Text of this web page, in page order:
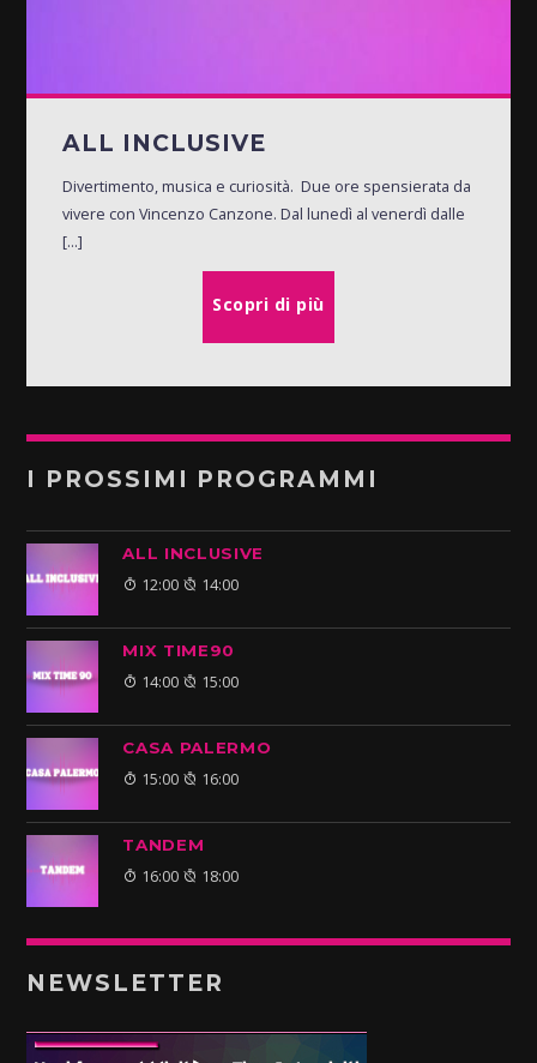
ALL INCLUSIVE
Divertimento, musica e curiosità. Due ore spensierata da
vivere con Vincenzo Canzone. Dal lunedì al venerdì dalle
[...]
Scopri di più
I PROSSIMI PROGRAMMI
ALL INCLUSIVE
12:00 14:00
MIX TIME90
14:00 15:00
CASA PALERMO
15:00 16:00
TANDEM
16:00 18:00
NEWSLETTER